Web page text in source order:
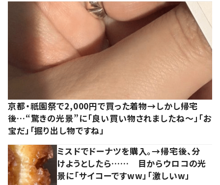
京都・祇園祭で2,000円で買った着物→しかし帰宅
後…“驚きの光景”に「良い買い物されましたね～」「お
宝だ」「掘り出し物ですね」
ミスドでドーナツを購入。→帰宅後、分
けようとしたら…… 目からウロコの光
景に「サイコーですww」「激しいw」